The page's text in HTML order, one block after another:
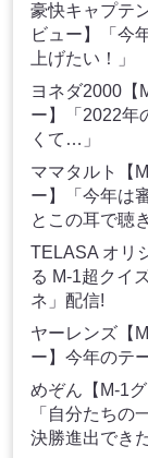
豪快キャプテ
ビュー】「今
上げたい！」
ヨネダ2000【
ー】「2022年
くて…」
ママタルト【
ー】「今年は
とこの耳で聴
TELASA オリ
る M-1超クイ
ネ」配信!
ヤーレンズ【
ー】今年のテ
めぞん【M-1
「自分たちの
決勝進出できた